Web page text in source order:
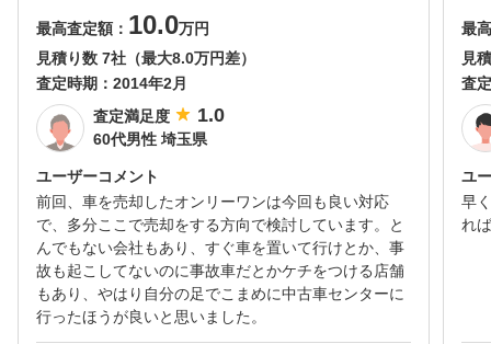
最高査定額： 10.0万円
見積り数 7社（最大8.0万円差）
査定時期： 2014年2月
査定満足度
1.0
60代男性 埼玉県
ユーザーコメント
前回、車を売却したオンリーワンは今回も良い対応
で、多分ここで売却をする方向で検討しています。と
んでもない会社もあり、すぐ車を置いて行けとか、事
故も起こしてないのに事故車だとかケチをつける店舗
もあり、やはり自分の足でこまめに中古車センターに
行ったほうが良いと思いました。
最
見
査
ユ
早
れ